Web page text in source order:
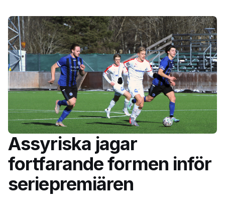
Assyriska jagar
fortfarande formen inför
seriepremiären